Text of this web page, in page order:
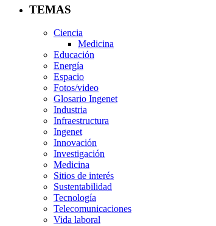
TEMAS
Ciencia
Medicina
Educación
Energía
Espacio
Fotos/video
Glosario Ingenet
Industria
Infraestructura
Ingenet
Innovación
Investigación
Medicina
Sitios de interés
Sustentabilidad
Tecnología
Telecomunicaciones
Vida laboral